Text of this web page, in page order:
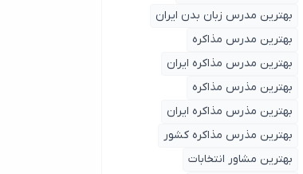
بهترین مدرس زبان بدن ایران
بهترین مدرس مذاکره
بهترین مدرس مذاکره ایران
بهترین مذرس مذاکره
بهترین مذرس مذاکره ایران
بهترین مذرس مذاکره کشور
بهترین مشاور انتخابات